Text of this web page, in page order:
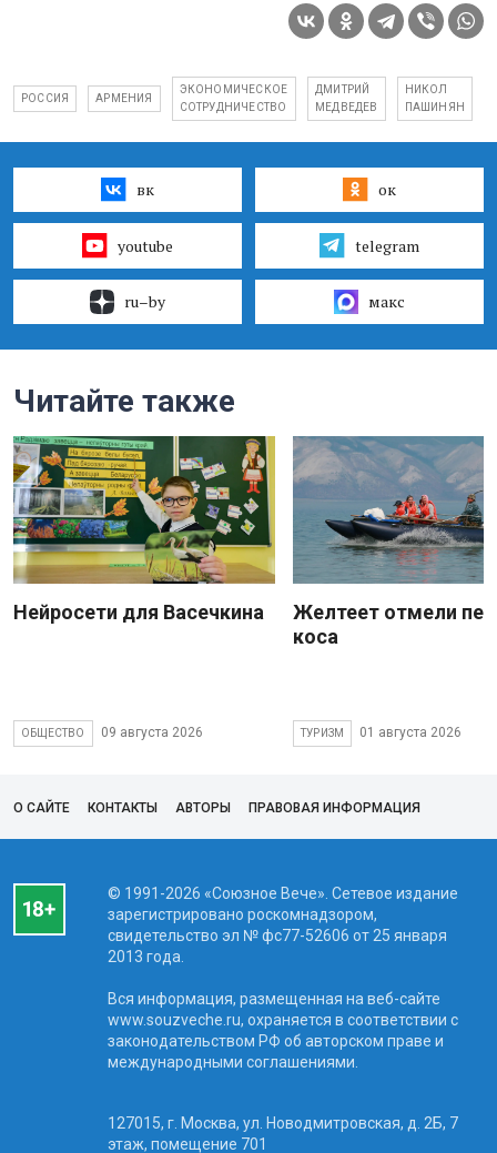
РОССИЯ АРМЕНИЯ
ЭКОНОМИЧЕСКОЕ
СОТРУДНИЧЕСТВО
ДМИТРИЙ
МЕДВЕДЕВ
НИКОЛ
ПАШИНЯН
вк ок
youtube telegram
ru–by макс
Читайте также
Нейросети для Васечкина
ОБЩЕСТВО 09 августа 2026
Желтеет отмели
коса
ТУРИЗМ 01 августа 2026
О САЙТЕ КОНТАКТЫ АВТОРЫ ПРАВОВАЯ ИНФОРМАЦИЯ
© 1991-2026 «Союзное Вече». Сетевое издание
зарегистрировано роскомнадзором,
свидетельство эл № фc77-52606 от 25 января
2013 года.
Вся информация, размещенная на веб-сайте
www.souzveche.ru, охраняется в соответствии с
законодательством РФ об авторском праве и
международными соглашениями.
127015, г. Москва, ул. Новодмитровская, д. 2Б, 7
этаж, помещение 701